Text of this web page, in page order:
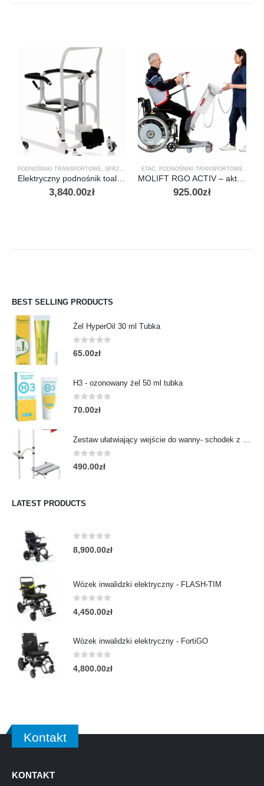
PODNOŚNIKI TRANSPORTOWE SPRZĘT SANITARNY
3,840.00zł
ETAC PODNOŚNIKI TRANSPORTOWE
925.00zł
BEST SELLING PRODUCTS
Żel HyperOil 30 ml Tubka
0out of 5
65.00zł
H3 - ozonowany żel 50 ml tubka
0out of 5
70.00zł
0out of 5
490.00zł
LATEST PRODUCTS
0 out of 5
8,900.00zł
Wózek inwalidzki elektryczny - FLASH-TIM
0 out of 5
4,450.00zł
Wózek inwalidzki elektryczny - FortiGO
0 out of 5
4,800.00zł
Kontakt
KONTAKT